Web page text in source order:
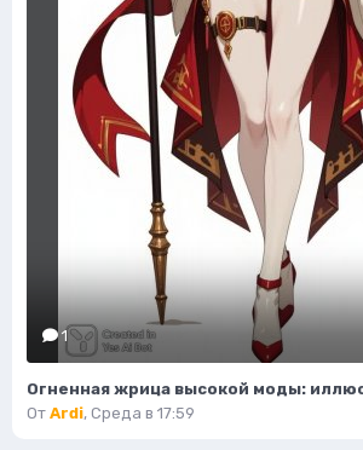
1
От Ardi, Среда в 17:59